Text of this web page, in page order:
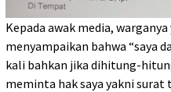
Kepada awak media,
menyampaikan bahwa “saya
kali bahkan jika dihitung-
meminta hak saya yakni surat